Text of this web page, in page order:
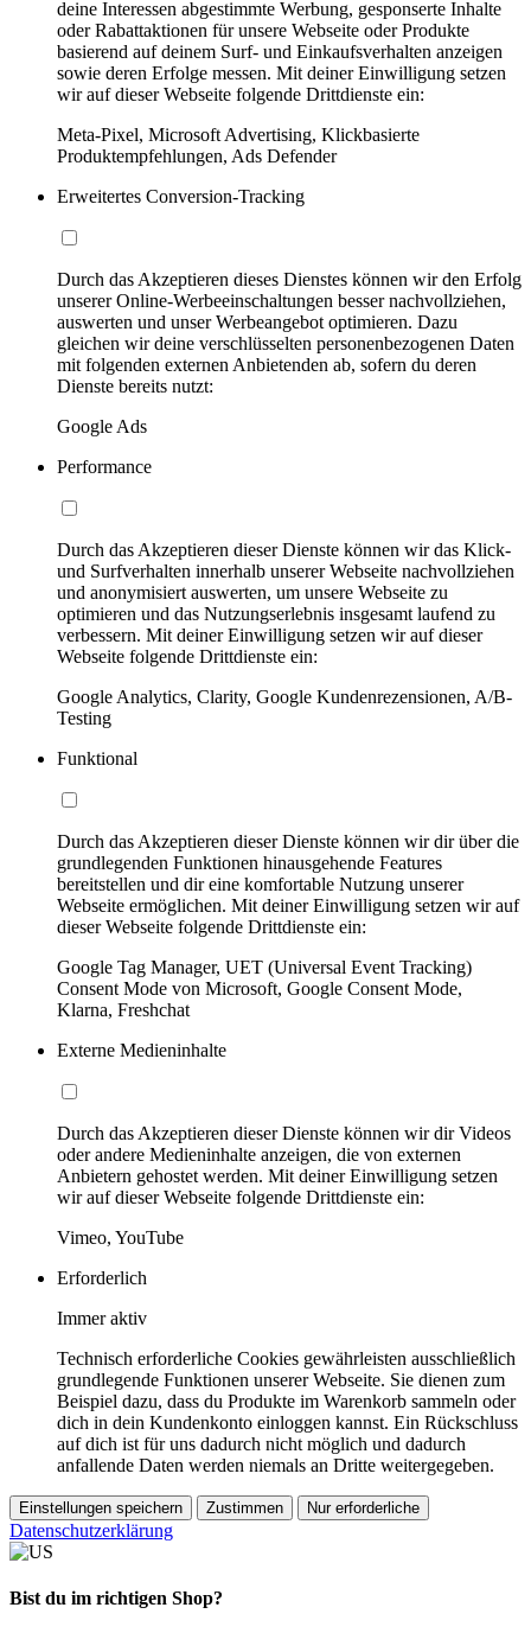
deine Interessen abgestimmte Werbung, gesponserte Inhalte
oder Rabattaktionen für unsere Webseite oder Produkte
basierend auf deinem Surf- und Einkaufsverhalten anzeigen
sowie deren Erfolge messen. Mit deiner Einwilligung setzen
wir auf dieser Webseite folgende Drittdienste ein:
Meta-Pixel, Microsoft Advertising, Klickbasierte
Produktempfehlungen, Ads Defender
Erweitertes Conversion-Tracking
Durch das Akzeptieren dieses Dienstes können wir den Erfolg
unserer Online-Werbeeinschaltungen besser nachvollziehen,
auswerten und unser Werbeangebot optimieren. Dazu
gleichen wir deine verschlüsselten personenbezogenen Daten
mit folgenden externen Anbietenden ab, sofern du deren
Dienste bereits nutzt:
Google Ads
Performance
Durch das Akzeptieren dieser Dienste können wir das Klick-
und Surfverhalten innerhalb unserer Webseite nachvollziehen
und anonymisiert auswerten, um unsere Webseite zu
optimieren und das Nutzungserlebnis insgesamt laufend zu
verbessern. Mit deiner Einwilligung setzen wir auf dieser
Webseite folgende Drittdienste ein:
Google Analytics, Clarity, Google Kundenrezensionen, A/B-
Testing
Funktional
Durch das Akzeptieren dieser Dienste können wir dir über die
grundlegenden Funktionen hinausgehende Features
bereitstellen und dir eine komfortable Nutzung unserer
Webseite ermöglichen. Mit deiner Einwilligung setzen wir auf
dieser Webseite folgende Drittdienste ein:
Google Tag Manager, UET (Universal Event Tracking)
Consent Mode von Microsoft, Google Consent Mode,
Klarna, Freshchat
Externe Medieninhalte
Durch das Akzeptieren dieser Dienste können wir dir Videos
oder andere Medieninhalte anzeigen, die von externen
Anbietern gehostet werden. Mit deiner Einwilligung setzen
wir auf dieser Webseite folgende Drittdienste ein:
Vimeo, YouTube
Erforderlich
Immer aktiv
Technisch erforderliche Cookies gewährleisten ausschließlich
grundlegende Funktionen unserer Webseite. Sie dienen zum
Beispiel dazu, dass du Produkte im Warenkorb sammeln oder
dich in dein Kundenkonto einloggen kannst. Ein Rückschluss
auf dich ist für uns dadurch nicht möglich und dadurch
anfallende Daten werden niemals an Dritte weitergegeben.
Einstellungen speichern Zustimmen Nur erforderliche
Datenschutzerklärung
Bist du im richtigen Shop?